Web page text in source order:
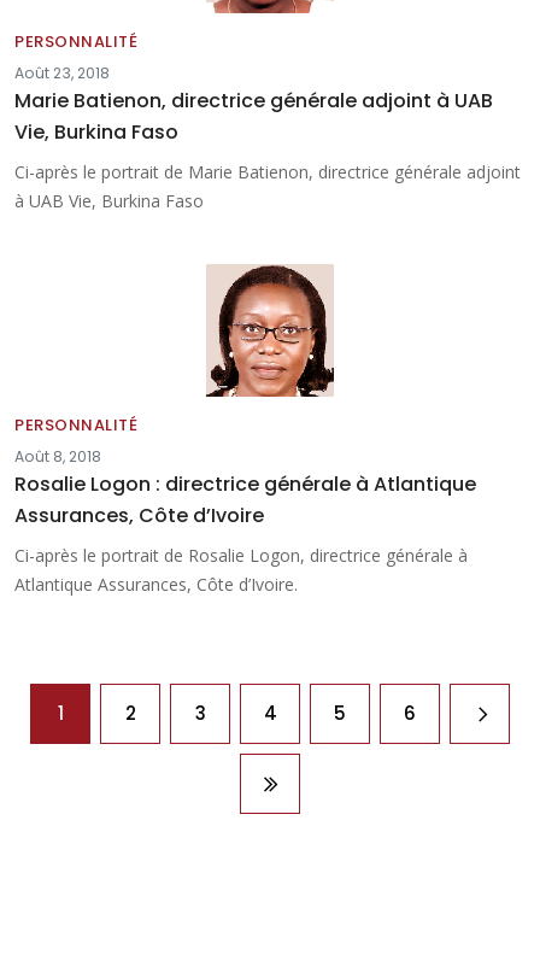
PERSONNALITÉ
Août 23, 2018
Marie Batienon, directrice générale adjoint à UAB
Vie, Burkina Faso
Ci-après le portrait de Marie Batienon, directrice générale adjoint
à UAB Vie, Burkina Faso
PERSONNALITÉ
Août 8, 2018
Rosalie Logon : directrice générale à Atlantique
Assurances, Côte d’Ivoire
Ci-après le portrait de Rosalie Logon, directrice générale à
Atlantique Assurances, Côte d’Ivoire.
Pagination
1 2 3 4 5 6 Page
Dernière page